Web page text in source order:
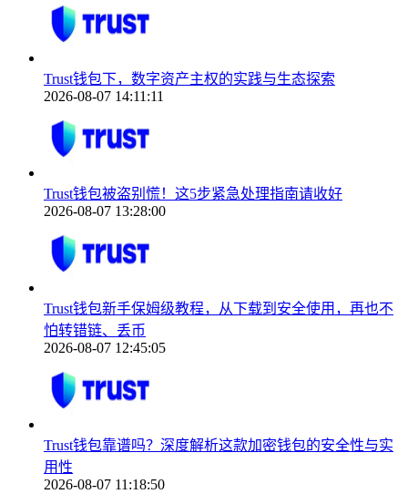
Trust钱包下，数字资产主权的实践与生态探索
2026-08-07 14:11:11
Trust钱包被盗别慌！这5步紧急处理指南请收好
2026-08-07 13:28:00
Trust钱包新手保姆级教程，从下载到安全使用，再也不
怕转错链、丢币
2026-08-07 12:45:05
Trust钱包靠谱吗？深度解析这款加密钱包的安全性与实
用性
2026-08-07 11:18:50